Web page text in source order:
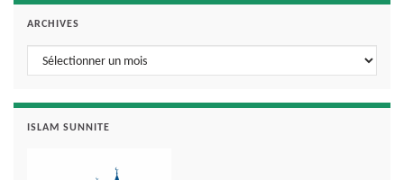
ARCHIVES
Archives
ISLAM SUNNITE